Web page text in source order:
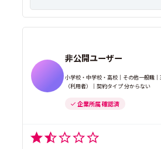
非公開ユーザー
小学校・中学校・高校｜その他一般職
（利用者）｜契約タイプ 分からない
企業所属 確認済